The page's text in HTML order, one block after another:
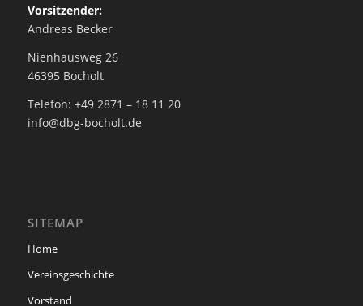
Vorsitzender:
Andreas Becker
Nienhausweg 26
46395 Bocholt
Telefon: +49 2871 – 18 11 20
info@dbg-bocholt.de
SITEMAP
Home
Vereinsgeschichte
Vorstand